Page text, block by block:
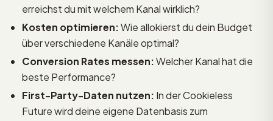
erreichst du mit welchem Kanal wirklich?
Kosten optimieren:Wie allokierst du dein Budget
über verschiedene Kanäle optimal?
Conversion Rates messen:Welcher Kanal hat die
beste Performance?
First-Party-Daten nutzen: In der Cookieless
Future wird deine eigene Datenbasis zum